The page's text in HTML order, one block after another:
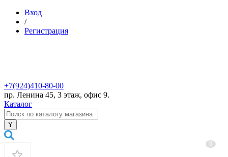
Вход
/
Регистрация
+7(924)410-80-00
пр. Ленина 45, 3 этаж, офис 9.
Каталог